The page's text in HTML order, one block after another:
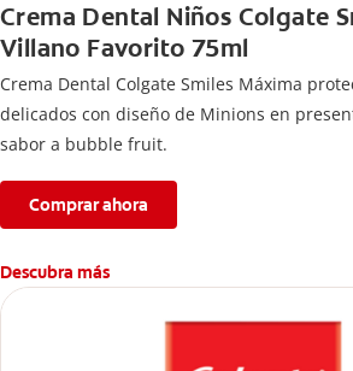
Crema Dental Niños Colgate
Villano Favorito 75ml
Crema Dental Colgate Smiles Máxima
delicados con diseño de Minions en
sabor a bubble fruit.
Comprar ahora
Descubra más